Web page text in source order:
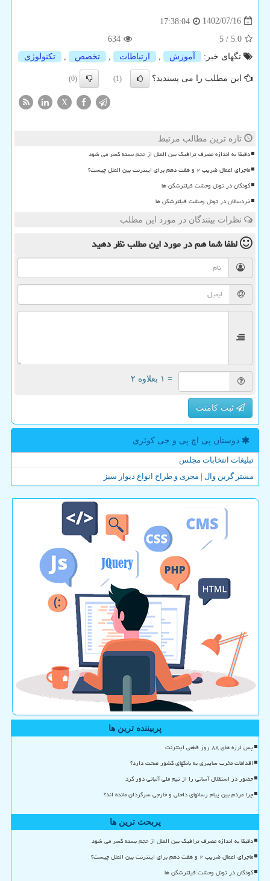
1402/07/16
17:38:04
5.0
/
5
634
تگهای خبر:
آموزش ارتباطات تخصص تكنولوژی
این مطلب را می پسندید؟ (1)
(0)
X
تازه ترین مطالب مرتبط
دقیقا به اندازه مصرف ترافیک بین الملل از حجم بسته کسر می شود
ماجرای اعمال ضریب ۲ و هفت دهم برای اینترنت بین الملل چیست؟
کودکان در تونل وحشت فیلترشکن ها
خردسالان در تونل وحشت فیلترشکن ها
نظرات بینندگان در مورد این مطلب
لطفا شما همدر مورد این مطلبنظر دهید
= ۱ بعلاوه ۲
ثبت کامنت
دوستان پی اچ پی و جی كوئری
تبلیغات انتخابات مجلس
مستر گرین وال | مجری و طراح انواع دیوار سبز
پربیننده ترین ها
پس لرزه های ۸۸ روز قطعی اینترنت
اقدامات مخرب سایبری به بانکهای کشور صحت دارد؟
حضور در استقلال آسانی را از تیم ملی آلبانی دور کرد
چرا مردم بین پیام رسانهای داخلی و خارجی سرگردان مانده اند؟
پربحث ترین ها
دقیقا به اندازه مصرف ترافیک بین الملل از حجم بسته کسر می شود
ماجرای اعمال ضریب ۲ و هفت دهم برای اینترنت بین الملل چیست؟
کودکان در تونل وحشت فیلترشکن ها